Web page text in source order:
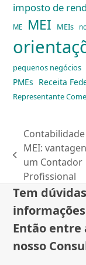
imposto de
ME MEI MEIs
pequenos negócios
PMEs Receita
Representante
previous
post:
MEI:
um Contador
Profissional
Tem
Então entre
nosso